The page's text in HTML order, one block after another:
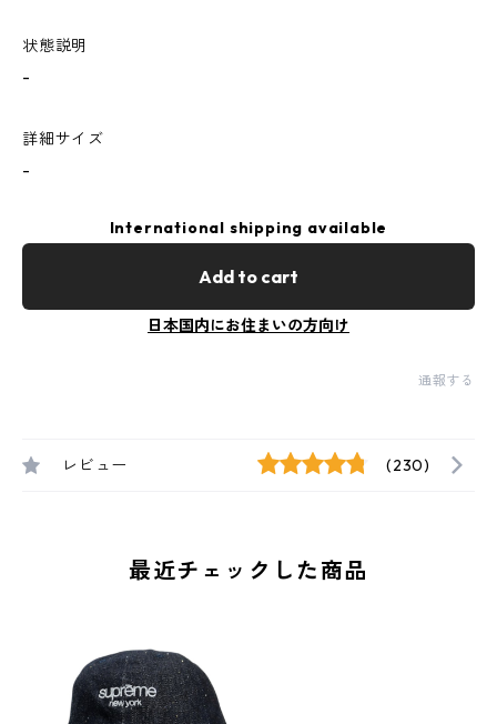
状態説明
-
詳細サイズ
-
International shipping available
Add to cart
日本国内にお住まいの方向け
通報する
レビュー (230)
最近チェックした商品